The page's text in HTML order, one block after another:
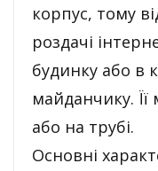
корпус, тому
роздачі
будинку або в
майданчику. Її
або на трубі.
Основні